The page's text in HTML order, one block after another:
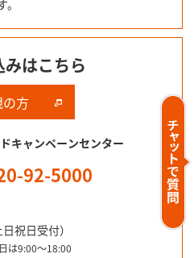
はこちら
方
キャンペーンセンター
92-5000
祝日受付）
は9:00～18:00